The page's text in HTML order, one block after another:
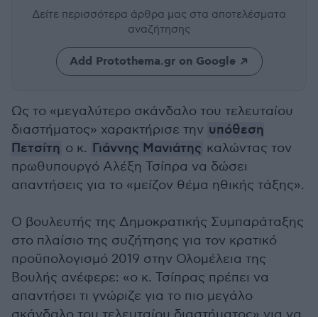
Δείτε περισσότερα άρθρα μας στα αποτελέσματα
αναζήτησης
Add Protothema.gr on Google
Ως το «μεγαλύτερο σκάνδαλο του τελευταίου
διαστήματος» χαρακτήρισε την υπόθεση
Πετσίτη ο κ. Γιάννης Μανιάτης καλώντας τον
πρωθυπουργό Αλέξη Τσίπρα να δώσει
απαντήσεις για το «μείζον θέμα ηθικής τάξης».
Ο βουλευτής της Δημοκρατικής Συμπαράταξης
στο πλαίσιο της συζήτησης για τον κρατικό
προϋπολογισμό 2019 στην Ολομέλεια της
Βουλής ανέφερε: «ο κ. Τσίπρας πρέπει να
απαντήσει τι γνώριζε για το πιο μεγάλο